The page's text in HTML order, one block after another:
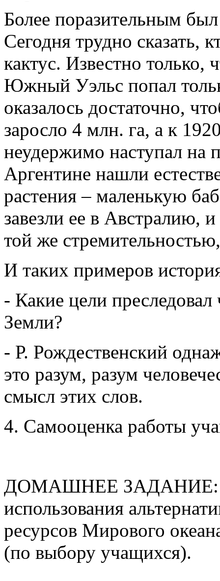
Более поразительным
Сегодня трудно сказать,
кактус. Известно
Южный Уэльс попал
оказалось достаточно,
заросло 4 млн. га, а к
неудержимо наступал на
Аргентине нашли
растения – маленькую
завезли ее в Австралию,
той же
И таких примеров
- Какие цели
Земли?
- Р. Рождественский
это разум, разум
смысл этих слов.
4. Самооценка работы
ДОМАШНЕЕ ЗАДАНИЕ:
использования
ресурсов Мирового
(по выбору учащихся).